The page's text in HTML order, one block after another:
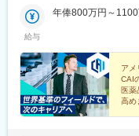
慮の上決定いたし
給与
年俸800万円～
アメ
CAI
医薬
高め